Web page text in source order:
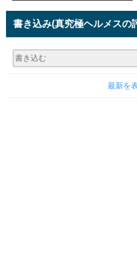
書き込み(真究極ヘルメスの
最新を